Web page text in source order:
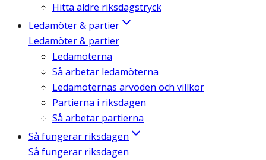
Hitta äldre riksdagstryck
Ledamöter & partier
Ledamöter & partier
Ledamöterna
Så arbetar ledamöterna
Ledamöternas arvoden och villkor
Partierna i riksdagen
Så arbetar partierna
Så fungerar riksdagen
Så fungerar riksdagen